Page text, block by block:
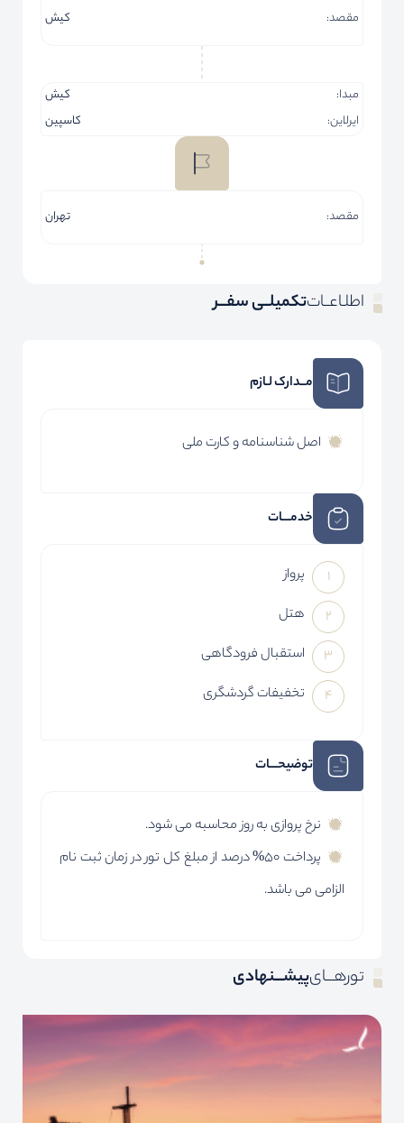
مقصد: کیش
مبدا:
کیش
ایرلاین:
کاسپین
مقصد: تهران
اطلـاعــاتتکمیلــی سفـــر
مــدارک لـازم
اصل شناسنامه و کارت ملی
خدمـــات
پرواز
هتل
استقبال فرودگاهی
تخفیفات گردشگری
توضیحـــات
نرخ پروازی به روز محاسبه می شود.
پرداخت 50% درصد از مبلغ کل تور در زمان ثبت نام
الزامی می باشد.
تورهـــایپیشـــنهادی